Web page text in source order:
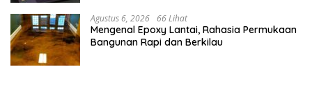
Agustus 6, 2026 66 Lihat
Mengenal Epoxy Lantai, Rahasia Permukaan
Bangunan Rapi dan Berkilau